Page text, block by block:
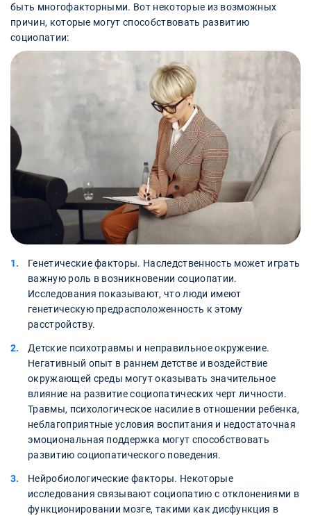
быть многофакторными. Вот некоторые из возможных
причин, которые могут способствовать развитию
социопатии:
Генетические факторы. Наследственность может играть
важную роль в возникновении социопатии.
Исследования показывают, что люди имеют
генетическую предрасположенность к этому
расстройству.
Детские психотравмы и неправильное окружение.
Негативный опыт в раннем детстве и воздействие
окружающей среды могут оказывать значительное
влияние на развитие социопатических черт личности.
Травмы, психологическое насилие в отношении ребенка,
неблагоприятные условия воспитания и недостаточная
эмоциональная поддержка могут способствовать
развитию социопатического поведения.
Нейробиологические факторы. Некоторые
исследования связывают социопатию с отклонениями в
функционировании мозге, такими как дисфункция в